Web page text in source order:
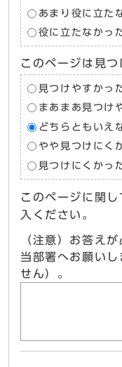
あまり役に立た
役に立たなかっ
このページは見つ
見つけやすかっ
まあまあ見つけ
どちらともいえ
やや見つけにく
見つけにくかっ
このページに関
入ください。
（注意）お答え
当部署へお願い
せん）。